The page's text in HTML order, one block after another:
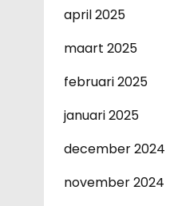
april 2025
maart 2025
februari 2025
januari 2025
december 2024
november 2024